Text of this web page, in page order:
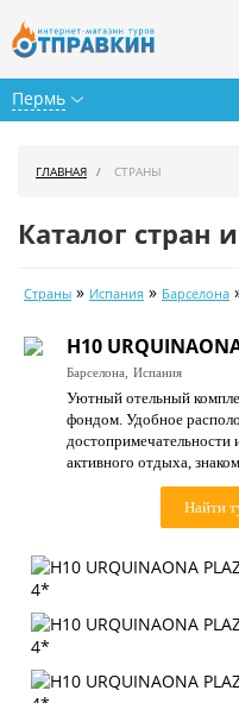
Пермь
Календарь туров
Цены дня
Страны
Как купить
Контакты
ГЛАВНАЯ СТРАНЫ
Каталог стран
Страны » Испания » Барселона
H10
Барселона, Испания
Уютный отельный
фондом. Удобное
достопримечательности
активного отдыха,
Найти